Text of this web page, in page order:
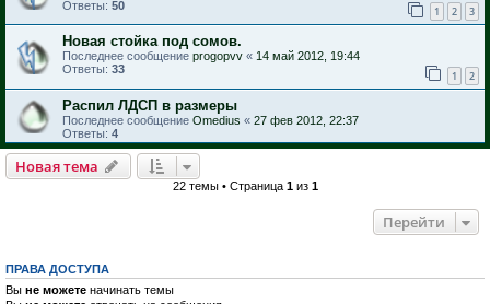
Ответы: 50 1 2 3
Новая стойка под сомов.
Последнее сообщение progopvv « 14 май 2012, 19:44
Ответы: 33 1 2
Распил ЛДСП в размеры
Последнее сообщение Omedius « 27 фев 2012, 22:37
Ответы: 4
Новая тема
22 темы • Страница 1из 1
Перейти
ПРАВА ДОСТУПА
Вы не можете начинать темы